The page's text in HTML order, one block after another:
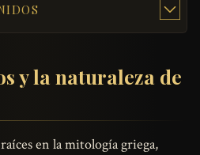
y la naturaleza de
en la mitología griega,